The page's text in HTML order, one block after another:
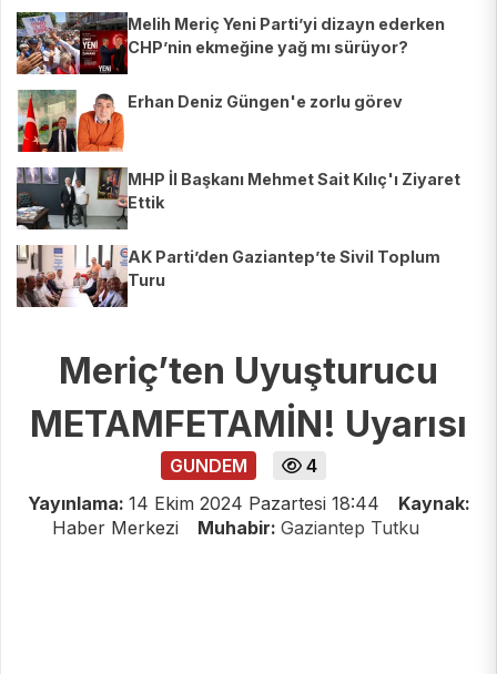
Melih Meriç Yeni Parti’yi dizayn ederken
CHP’nin ekmeğine yağ mı sürüyor?
Erhan Deniz Güngen'e zorlu görev
MHP İl Başkanı Mehmet Sait Kılıç'ı Ziyaret
Ettik
AK Parti’den Gaziantep’te Sivil Toplum
Turu
Meriç’ten Uyuşturucu
METAMFETAMİN! Uyarısı
GUNDEM
4
Yayınlama: 14 Ekim 2024 Pazartesi 18:44
Kaynak:
Haber Merkezi
Muhabir: Gaziantep Tutku